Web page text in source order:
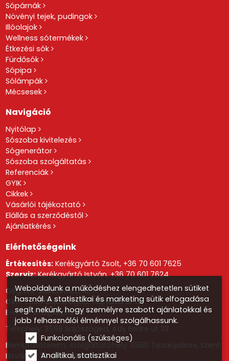
Sópárnák
Növényi tejek, pudingok
Illóolajok
Wellness sótermékek
Étkezési sók
Fürdősók
Sópipa
Sólámpák
Mécsesek
Navigáció
Nyitólap
Sószoba kivitelezés
Sógenerátor
Sószoba szolgáltatás
Referenciák
GYIK
Cikkek
Vásárlói tájékoztató
Elállás a szerződéstől
Ajánlatkérés
Elérhetőségeink
Értékesítés:Kerékgyártó Zsolt, +36 70 601 7625
Szerviz:Kerékgyártó István,+36 70 601 7624
Cégnév: SMALLWHEEL KFT.
Cím: 3599 Sajószöged, Hajnalka út 19.
E-mail:info@blpro.hu
Telephely: 3599 Sajószöged, Ady Endre út 33.
Bemutatóterem, szolgáltatóhely: 3580 Tiszaújváros, Szent
István út 20. (Park Üzletház)
Weboldalunk a működéshez elengedhetetlen sütiket
használ. A statisztikai és marketing sütik elfogadása
segít nekünk, hogy személyre szabott ajánlatokkal és
jobb felhasználói élménnyel szolgálhassunk.
Funkcionális (szükséges)
Analitikai, statisztikai